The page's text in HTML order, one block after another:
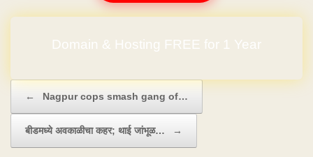
Domain & Hosting FREE for 1 Year
← Nagpur cops smash gang of…
बीडमध्ये अवकाळीचा कहर; थाई जांभूळ… →